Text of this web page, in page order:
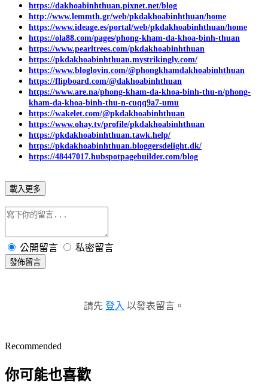
https://dakhoabinhthuan.pixnet.net/blog
http://www.lemmth.gr/web/pkdakhoabinhthuan/home
https://www.ideage.es/portal/web/pkdakhoabinhthuan/home
https://ola88.com/pages/phong-kham-da-khoa-binh-thuan
https://www.pearltrees.com/pkdakhoabinhthuan
https://pkdakhoabinhthuan.mystrikingly.com/
https://www.bloglovin.com/@phongkhamdakhoabinhthuan
https://flipboard.com/@dakhoabinhthuan
https://www.are.na/phong-kham-da-khoa-binh-thu-n/phong-
kham-da-khoa-binh-thu-n-cuqq9a7-umu
https://wakelet.com/@pkdakhoabinhthuan
https://www.ohay.tv/profile/pkdakhoabinhthuan
https://pkdakhoabinhthuan.tawk.help/
https://pkdakhoabinhthuan.bloggersdelight.dk/
https://48447017.hubspotpagebuilder.com/blog
載入更多
公開留言 私密留言
發佈留言
請先 登入 以發表留言。
Recommended
你可能也喜歡